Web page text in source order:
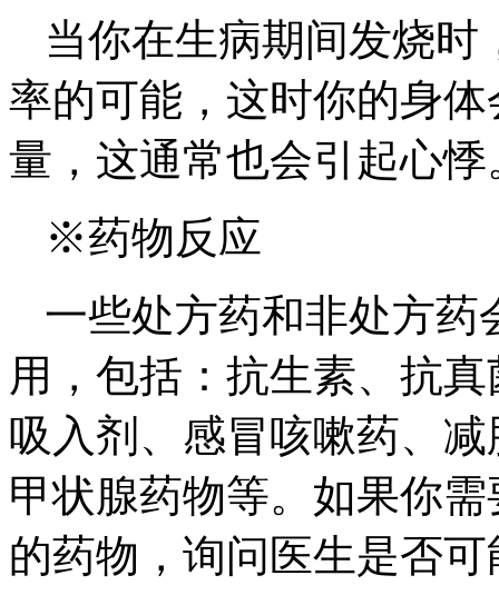
当你在生病期间发烧
率的可能，这时你的身
量，这通常也会引起心悸
※药物反应
一些处方药和非处方药
用，包括：抗生素、抗
吸入剂、感冒咳嗽药、
甲状腺药物等。如果你
的药物，询问医生是否